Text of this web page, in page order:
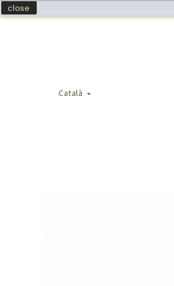
Català 
close